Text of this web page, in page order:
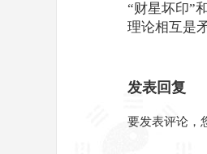
“财星坏印”
理论相互是
发表回复
要发表评论，